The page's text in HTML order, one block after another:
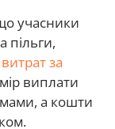
учасники
пільги,
за
виплати
а кошти